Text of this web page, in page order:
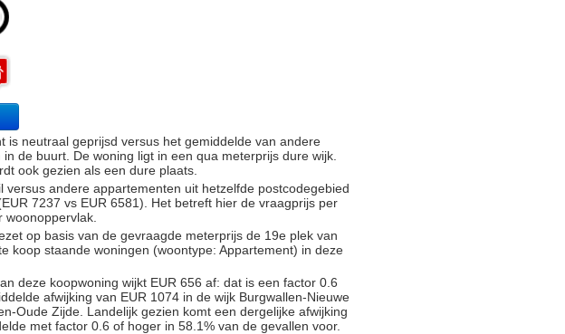
is neutraal geprijsd versus het gemiddelde van andere
de buurt. De woning ligt in een qua meterprijs dure wijk.
ook gezien als een dure plaats.
versus andere appartementen uit hetzelfde postcodegebied
7237 vs EUR 6581). Het betreft hier de vraagprijs per
woonoppervlak.
op basis van de gevraagde meterprijs de 19e plek van
koop staande woningen (woontype: Appartement) in deze
deze koopwoning wijkt EUR 656 af: dat is een factor 0.6
afwijking van EUR 1074 in de wijk Burgwallen-Nieuwe
Oude Zijde. Landelijk gezien komt een dergelijke afwijking
met factor 0.6 of hoger in 58.1% van de gevallen voor.